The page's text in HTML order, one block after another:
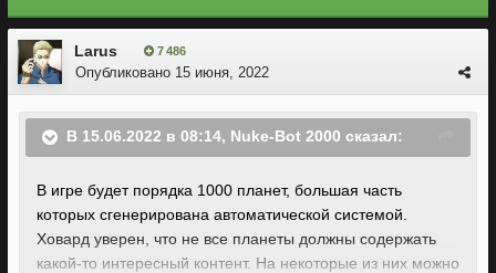
Larus 7 486
Опубликовано 15 июня, 2022
В 15.06.2022 в 08:14, Nuke-Bot 2000 сказал:
В игре будет порядка 1000 планет, большая часть
которых сгенерирована автоматической системой.
Ховард уверен, что не все планеты должны содержать
какой-то интересный контент. На некоторые из них можно